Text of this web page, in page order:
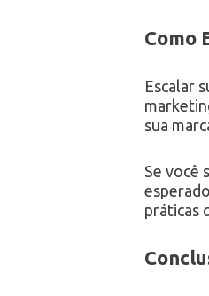
Como
Escalar
sua
Se você
práticas